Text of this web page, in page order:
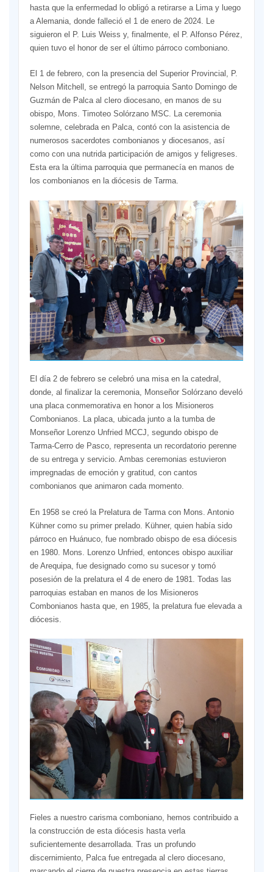
hasta que la enfermedad lo obligó a retirarse a Lima y luego
a Alemania, donde falleció el 1 de enero de 2024. Le
siguieron el P. Luis Weiss y, finalmente, el P. Alfonso Pérez,
quien tuvo el honor de ser el último párroco comboniano.
El 1 de febrero, con la presencia del Superior Provincial, P.
Nelson Mitchell, se entregó la parroquia Santo Domingo de
Guzmán de Palca al clero diocesano, en manos de su
obispo, Mons. Timoteo Solórzano MSC. La ceremonia
solemne, celebrada en Palca, contó con la asistencia de
numerosos sacerdotes combonianos y diocesanos, así
como con una nutrida participación de amigos y feligreses.
Esta era la última parroquia que permanecía en manos de
los combonianos en la diócesis de Tarma.
El día 2 de febrero se celebró una misa en la catedral,
donde, al finalizar la ceremonia, Monseñor Solórzano develó
una placa conmemorativa en honor a los Misioneros
Combonianos. La placa, ubicada junto a la tumba de
Monseñor Lorenzo Unfried MCCJ, segundo obispo de
Tarma-Cerro de Pasco, representa un recordatorio perenne
de su entrega y servicio. Ambas ceremonias estuvieron
impregnadas de emoción y gratitud, con cantos
combonianos que animaron cada momento.
En 1958 se creó la Prelatura de Tarma con Mons. Antonio
Kühner como su primer prelado. Kühner, quien había sido
párroco en Huánuco, fue nombrado obispo de esa diócesis
en 1980. Mons. Lorenzo Unfried, entonces obispo auxiliar
de Arequipa, fue designado como su sucesor y tomó
posesión de la prelatura el 4 de enero de 1981. Todas las
parroquias estaban en manos de los Misioneros
Combonianos hasta que, en 1985, la prelatura fue elevada a
diócesis.
Fieles a nuestro carisma comboniano, hemos contribuido a
la construcción de esta diócesis hasta verla
suficientemente desarrollada. Tras un profundo
discernimiento, Palca fue entregada al clero diocesano,